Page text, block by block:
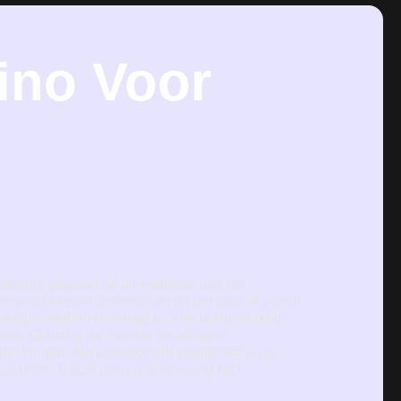
Voor
gewoon de ID-methode van uw
wachtwoord instellen en dit per sms of e-mail
methoden die bij u in de buurt werken.
Ontvang de meeste beloningen:
krijgen. Als u ervoor wilt zorgen dat u uw
uren . Begin uw game-ervaring met